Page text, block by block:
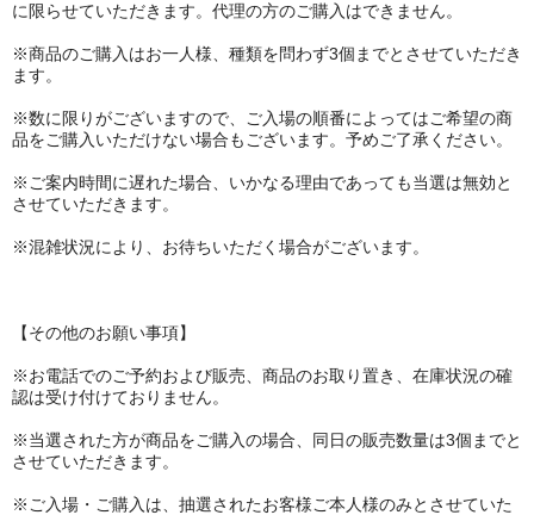
に限らせていただきます。代理の方のご購入はできません。
※商品のご購入はお一人様、種類を問わず3個までとさせていただき
ます。
※数に限りがございますので、ご入場の順番によってはご希望の商
品をご購入いただけない場合もございます。予めご了承ください。
※ご案内時間に遅れた場合、いかなる理由であっても当選は無効と
させていただきます。
※混雑状況により、お待ちいただく場合がございます。
【その他のお願い事項】
※お電話でのご予約および販売、商品のお取り置き、在庫状況の確
認は受け付けておりません。
※当選された方が商品をご購入の場合、同日の販売数量は3個までと
させていただきます。
※ご入場・ご購入は、抽選されたお客様ご本人様のみとさせていた